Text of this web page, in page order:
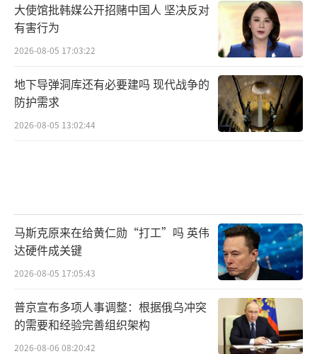
大使馆批韩媒公开招赌中国人 坚决反对
有害行为
2026-08-05 17:03:22
地下导弹洞库还有必要建吗 现代战争的
防护需求
2026-08-05 13:02:44
马斯克原来在给黄仁勋“打工”吗 英伟
达硬件成关键
2026-08-05 17:05:43
普京宣布多项人事调整：根据俄乌冲突
的需要和经验完善组织架构
2026-08-06 08:20:42